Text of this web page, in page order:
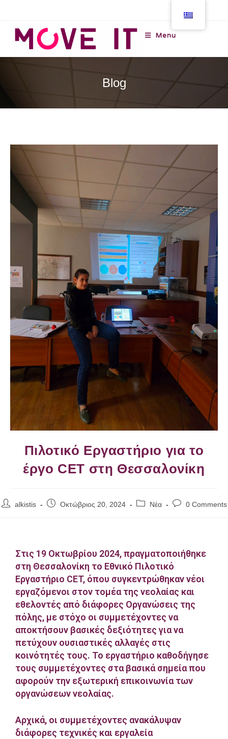
Menu
Blog
Πιλοτικό Εργαστήριο για το
έργο CET στη Θεσσαλονίκη
alkistis Οκτώβριος 20, 2024 Νέα 0 Comments
Στις 19 Οκτωβρίου 2024, πραγματοποιήθηκε
στη Θεσσαλονίκη το Εθνικό Πιλοτικό
Εργαστήριο CET, όπου συγκεντρώθηκαν νέοι
εργαζόμενοι στον τομέα της νεολαίας και
εθελοντές από διάφορες Οργανώσεις της
πόλης, με στόχο οι συμμετέχοντες να
αποκτήσουν βασικές δεξιότητες για να
πετύχουν ουσιαστικές αλλαγές στις
κοινότητές τους. Το εργαστήριο καθοδήγησε
τους συμμετέχοντες στα βασικά σημεία που
αφορούν την εξωτερική επικοινωνία των
οργανώσεων νεολαίας.
Αρχικά, οι συμμετέχοντες ανακάλυψαν
διάφορες τεχνικές και εργαλεία